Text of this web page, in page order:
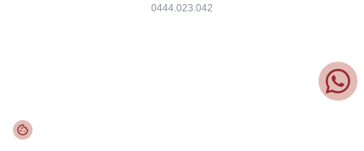
0444.023.042